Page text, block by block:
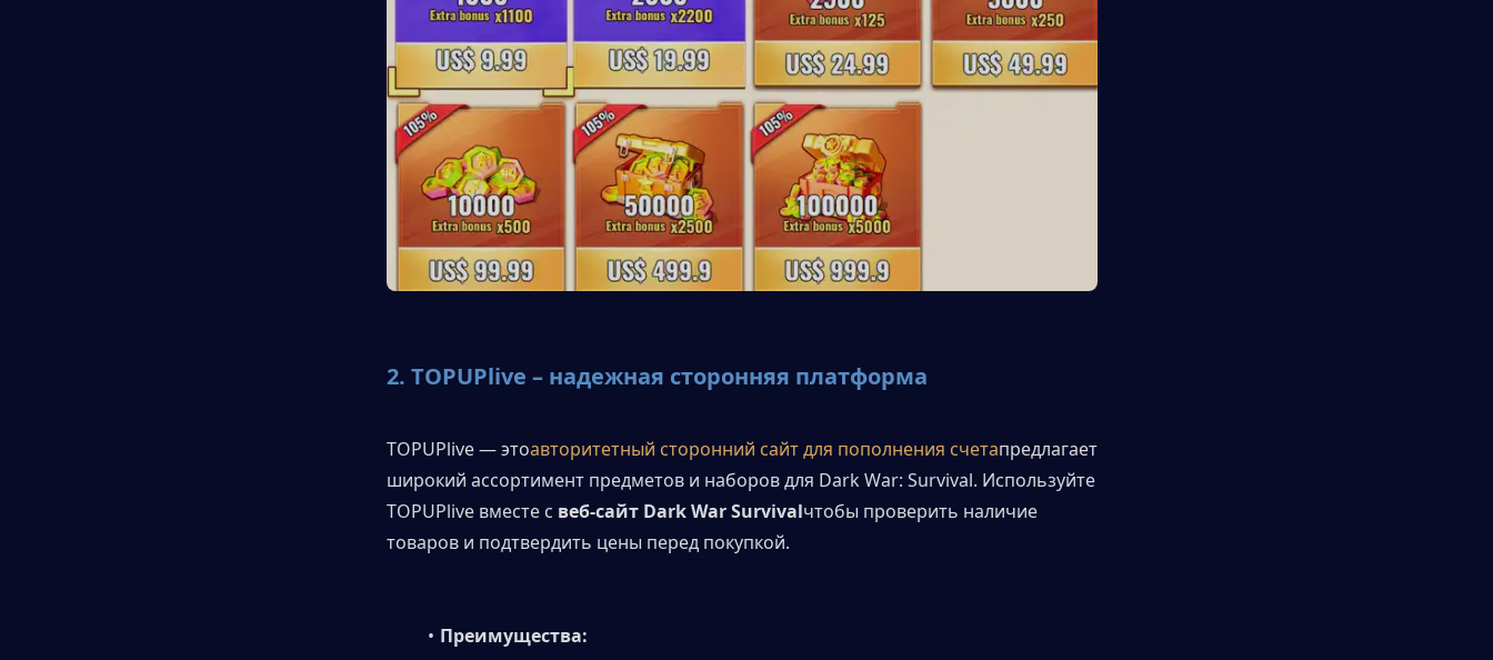
2. TOPUPlive – надежная сторонняя платформа
TOPUPlive — этоавторитетный сторонний сайт для пополнения счетапредлагает
широкий ассортимент предметов и наборов для Dark War: Survival. Используйте
TOPUPlive вместе с веб-сайт Dark War Survivalчтобы проверить наличие
товаров и подтвердить цены перед покупкой.
Преимущества: